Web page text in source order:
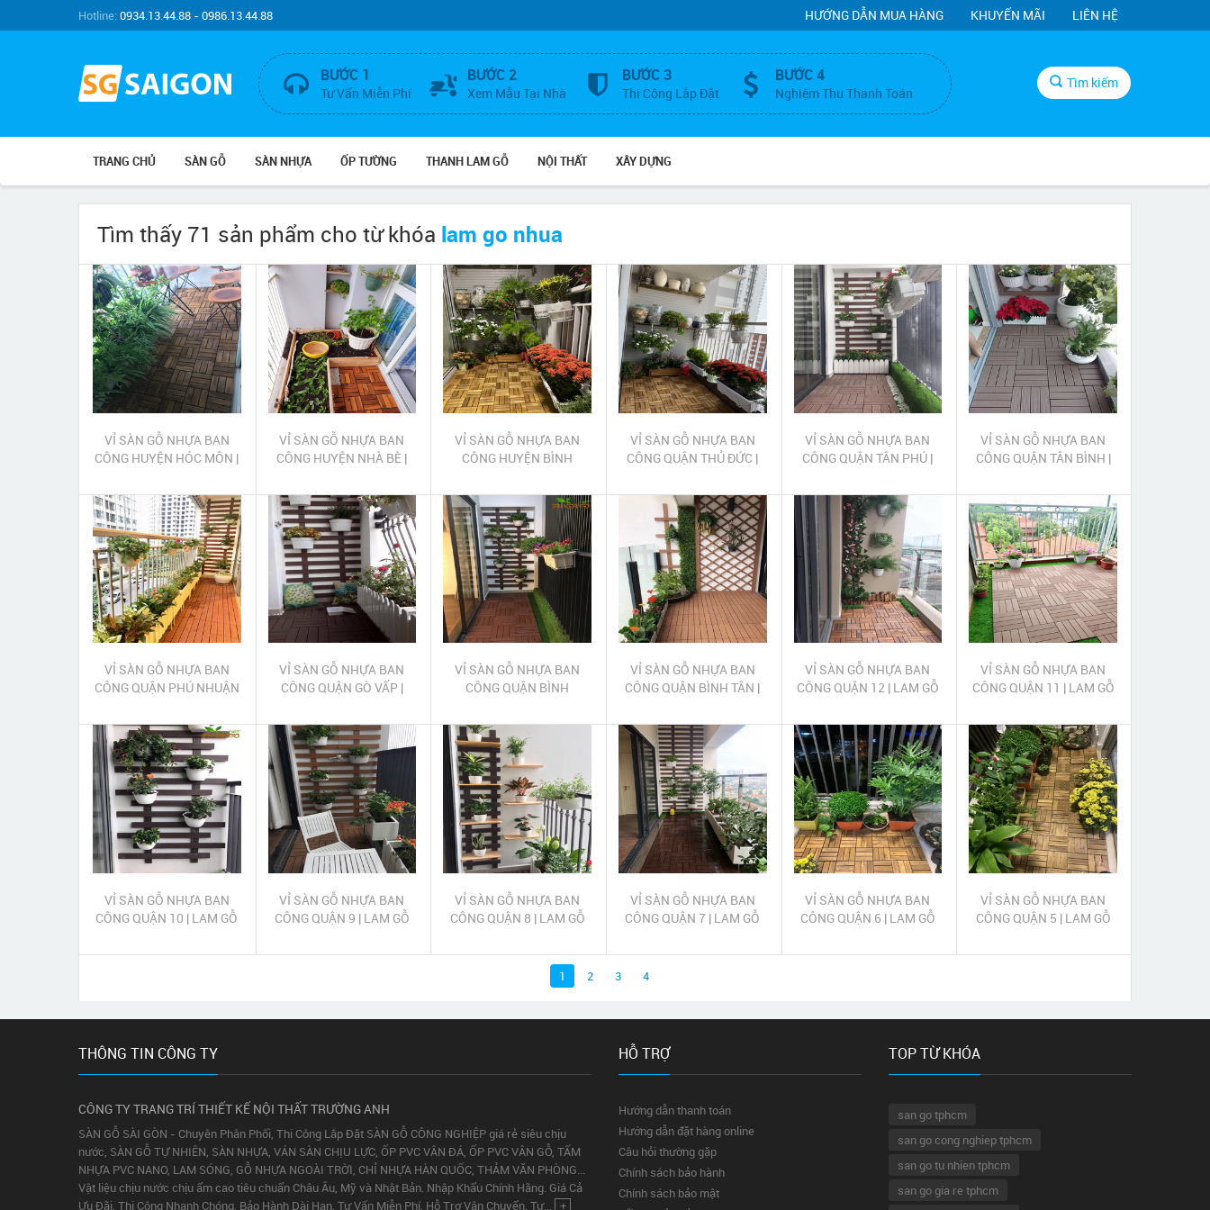
Hotline:0934.13.44.88 - 0986.13.44.88 HƯỚNG DẪN MUA HÀNG KHUYẾN MÃI LIÊN HỆ
BƯỚC 1
Tư Vấn Miễn Phí
BƯỚC 2
Xem Mẫu Tại Nhà
BƯỚC 3
Thi Công Lắp Đặt
BƯỚC 4
Nghiệm Thu Thanh Toán
Tìm kiếm
TRANG CHỦ SÀN GỖ SÀN NHỰA ỐP TƯỜNG THANH LAM GỖ NỘI THẤT XÂY DỰNG
Tìm thấy 71 sản phẩm cho từ khóa lam go nhua
VỈ SÀN GỖ NHỰA BAN
CÔNG HUYỆN HÓC MÔN |
TRÍ BAN CÔNG HUYỆN
HÓC MÔN
VỈ SÀN GỖ NHỰA BAN
CÔNG HUYỆN NHÀ BÈ |
TRÍ BAN CÔNG HUYỆN
NHÀ BÈ
VỈ SÀN GỖ NHỰA BAN
CÔNG HUYỆN BÌNH
TRANG TRÍ BAN CÔNG
HUYỆN BÌNH CHÁNH
VỈ SÀN GỖ NHỰA BAN
CÔNG QUẬN THỦ ĐỨC |
TRÍ BAN CÔNG QUẬN THỦ
ĐỨC
VỈ SÀN GỖ NHỰA BAN
CÔNG QUẬN TÂN PHÚ |
TRÍ BAN CÔNG QUẬN TÂN
PHÚ
VỈ SÀN GỖ NHỰA BAN
CÔNG QUẬN TÂN BÌNH |
TRÍ BAN CÔNG QUẬN TÂN
BÌNH
VỈ SÀN GỖ NHỰA BAN
CÔNG QUẬN PHÚ NHUẬN
TRÍ BAN CÔNG QUẬN
PHÚ NHUẬN
VỈ SÀN GỖ NHỰA BAN
CÔNG QUẬN GÒ VẤP |
TRÍ BAN CÔNG QUẬN GÒ
VẤP
VỈ SÀN GỖ NHỰA BAN
CÔNG QUẬN BÌNH
TRANG TRÍ BAN CÔNG
QUẬN BÌNH THẠNH
VỈ SÀN GỖ NHỰA BAN
CÔNG QUẬN BÌNH TÂN |
TRÍ BAN CÔNG QUẬN
BÌNH TÂN
VỈ SÀN GỖ NHỰA BAN
CÔNG QUẬN 12 | LAM GỖ
CÔNG QUẬN 12
VỈ SÀN GỖ NHỰA BAN
CÔNG QUẬN 11 | LAM GỖ
CÔNG QUẬN 11
VỈ SÀN GỖ NHỰA BAN
CÔNG QUẬN 10 | LAM GỖ
CÔNG QUẬN 10
VỈ SÀN GỖ NHỰA BAN
CÔNG QUẬN 9 | LAM GỖ
CÔNG QUẬN 9
VỈ SÀN GỖ NHỰA BAN
CÔNG QUẬN 8 | LAM GỖ
CÔNG QUẬN 8
VỈ SÀN GỖ NHỰA BAN
CÔNG QUẬN 7 | LAM GỖ
CÔNG QUẬN 7
VỈ SÀN GỖ NHỰA BAN
CÔNG QUẬN 6 | LAM GỖ
CÔNG QUẬN 6
VỈ SÀN GỖ NHỰA BAN
CÔNG QUẬN 5 | LAM GỖ
CÔNG QUẬN 5
1 2 3 4
THÔNG TIN CÔNG TY
CÔNG TY TRANG TRÍ THIẾT KẾ NỘI THẤT TRƯỜNG ANH
SÀN GỖ SÀI GÒN - Chuyên Phân Phối, Thi Công Lắp Đặt SÀN GỖ CÔNG NGHIỆP giá rẻ siêu chịu
nước, SÀN GỖ TỰ NHIÊN, SÀN NHỰA, VÁN SÀN CHỊU LỰC, ỐP PVC VÂN ĐÁ, ỐP PVC VÂN GỖ, TẤM
NHỰA PVC NANO, LAM SÓNG, GỖ NHỰA NGOÀI TRỜI, CHỈ NHỰA HÀN QUỐC, THẢM VĂN PHÒNG...
Vật liệu chịu nước chịu ẩm cao tiêu chuẩn Châu Âu, Mỹ và Nhật Bản. Nhập Khẩu Chính Hãng. Giá Cả
Ưu Đãi, Thi Công Nhanh Chóng, Bảo Hành Dài Hạn, Tư Vấn Miễn Phí, Hỗ Trợ Vận Chuyển. Tư... +
HỖ TRỢ
Hướng dẫn thanh toán
Hướng dẫn đặt hàng online
Câu hỏi thường gặp
Chính sách bảo hành
Chính sách bảo mật
TOP TỪ KHÓA
san go tphcm
san go cong nghiep tphcm
san go tu nhien tphcm
san go gia re tphcm